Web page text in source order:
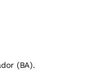
(BA).